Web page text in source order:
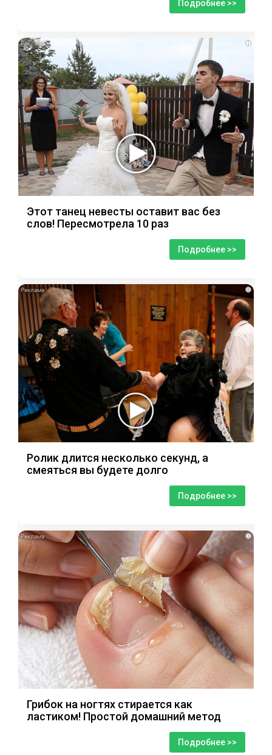
Подробнее >>
i
Этот танец невесты оставит вас без
слов! Пересмотрела 10 раз
Подробнее >>
i
Ролик длится несколько секунд, а
смеяться вы будете долго
Подробнее >>
i
Грибок на ногтях стирается как
ластиком! Простой домашний метод
Подробнее >>